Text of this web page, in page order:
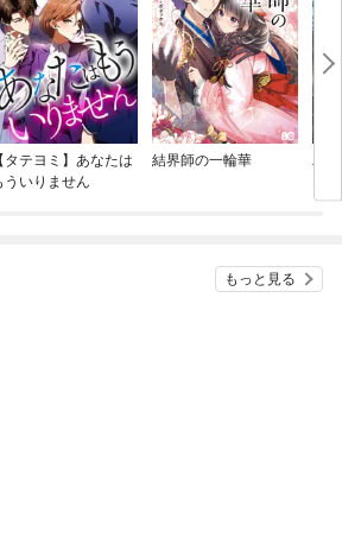
タテヨミ】あなたは
ういりません
結界師の一輪華
バ
今
もっと見る